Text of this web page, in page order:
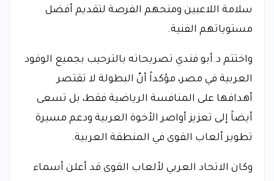
سلامة اللاعبين ومنحهم الفرصة لتقديم أفضل
مستوياتهم الفنية.
واختتم د.أبو فندي تصريحاته بالترحيب بجميع الوفود
العربية في مصر، مؤكداً أنّ البطولة لا تقتصر
أهدافها على المنافسة الرياضية فقط، بل تسعى
أيضاً إلى تعزيز أواصر الأخوة العربية ودعم مسيرة
تطوير ألعاب القوى في المنطقة العربية.
وكان الاتحاد العربي لألعاب القوى قد أعلن أسماء